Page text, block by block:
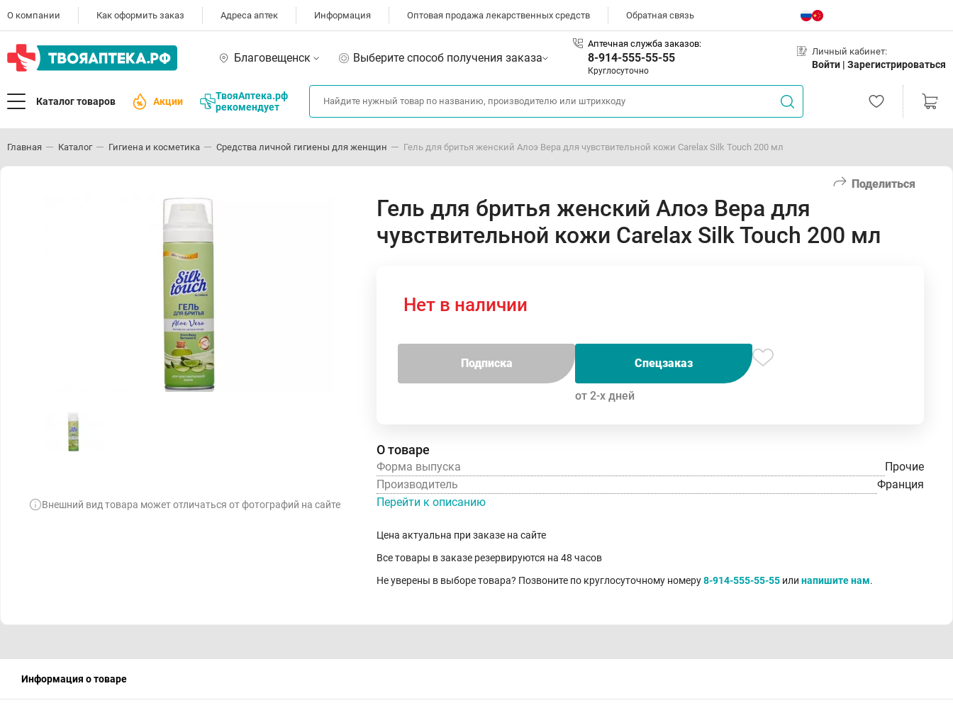
О компании Как оформить заказ Адреса аптек Информация Оптовая продажа лекарственных средств Обратная связь
Благовещенск Выберите способ получения заказа
Аптечная служба заказов:
8-914-555-55-55
Круглосуточно
Личный кабинет:
Войти | Зарегистрироваться
Каталог товаров Акции
ТвояАптека.рф
рекомендует
Главная Каталог Гигиена и косметика Средства личной гигиены для женщин Гель для бритья женский Алоэ Вера для чувствительной кожи Carelax Silk Touch 200 мл
Поделиться
Внешний вид товара может отличаться от фотографий на сайте
Гель для бритья женский Алоэ Вера для
чувствительной кожи Carelax Silk Touch 200 мл
Нет в наличии
Подписка Спецзаказ
от 2-х дней
О товаре
Форма выпуска
Прочие
Производитель
Франция
Перейти к описанию
Цена актуальна при заказе на сайте
Все товары в заказе резервируются на 48 часов
Не уверены в выборе товара? Позвоните по круглосуточному номеру8-914-555-55-55 или напишите нам.
Информация о товаре